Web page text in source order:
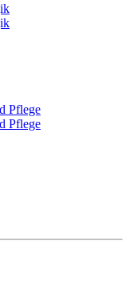
Pflege
Pflege